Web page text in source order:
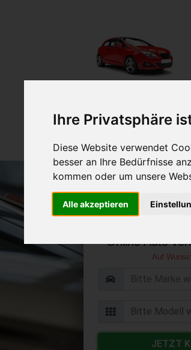
Ihre Privatsphäre
Diese Website verwendet
besser an Ihre Bedürfnisse
kommen oder um unsere
Alle akzeptieren
Auto
Online Auto
Auf
JETZT